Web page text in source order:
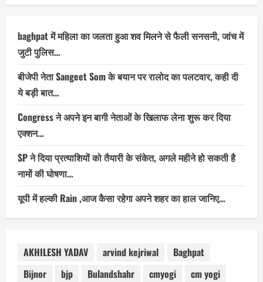
baghpat में महिला का जलता हुआ शव मिलने से फैली सनसनी, जांच में
जुटी पुलिस…
बीजेपी नेता Sangeet Som के बयान पर रालोद का पलटवार, कही दी
ये बड़ी बात…
Congress ने अपने इन बागी नेताओं के खिलाफ लेना शुरू कर दिया
एक्शन…
SP ने दिया प्रत्याशियों को तैयारी के संकेत, अगले महीने हो सकती है
नामों की घोषणा…
यूपी में हल्की Rain ,आज कैसा रहेगा अपने शहर का हाल जानिए…
AKHILESH YADAV arvind kejriwal
Baghpat
Bijnor
bjp Bulandshahr cmyogi
cm yogi